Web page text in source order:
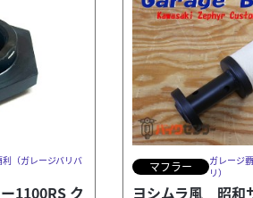
（ガレージバリバ
1100RS ク
マフラー
ガレージ
リ）
ヨシムラ風 昭和